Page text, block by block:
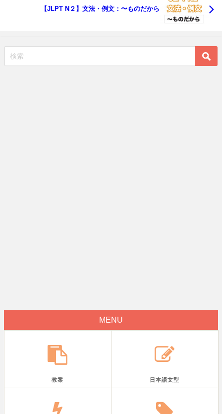
【JLPT N２】文法・例文：〜ものだから
MENU
教案 日本語文型